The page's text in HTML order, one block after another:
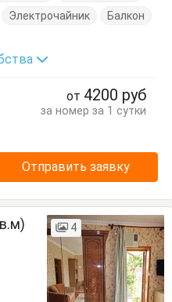
Электрочайник
Балкон
от 4200 руб
за номер за 1 сутки
Отправить заявку
4